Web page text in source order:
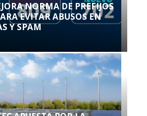
NORMA DE PREFIJOS
EVITAR ABUSOS EN
Y SPAM